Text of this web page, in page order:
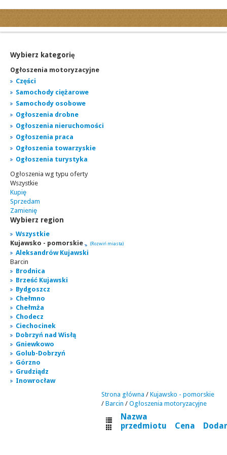
Ogłoszenia motoryzacyjne
Ogłoszenia nieruchomości
Ogłoszenia praca
Ogłoszenia turystyka
Ogłoszenia towarzyskie
Regiony
miasta...
Wybierz kategorię
Ogłoszenia motoryzacyjne
Części
Samochody ciężarowe
Samochody osobowe
Ogłoszenia drobne
Ogłoszenia nieruchomości
Ogłoszenia praca
Ogłoszenia towarzyskie
Ogłoszenia turystyka
Ogłoszenia wg typu oferty
Wszystkie
Kupię
Sprzedam
Zamienię
Wybierz region
Wszystkie
Kujawsko - pomorskie
(Rozwiń miasta)
Aleksandrów Kujawski
Barcin
Brodnica
Brześć Kujawski
Bydgoszcz
Chełmno
Chełmża
Chodecz
Ciechocinek
Dobrzyń nad Wisłą
Gniewkowo
Golub-Dobrzyń
Górzno
Grudziądz
Inowrocław
Strona główna / Kujawsko - pomorskie
/ Barcin / Ogłoszenia motoryzacyjne
Nazwa
przedmiotu
Cena